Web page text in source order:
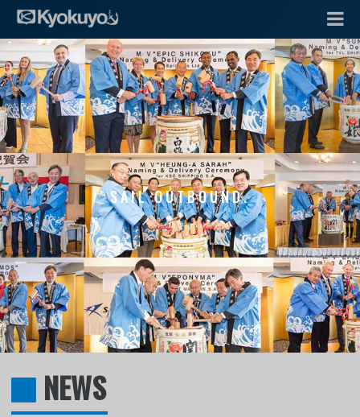
SAIL OUTBOUND.
NEWS